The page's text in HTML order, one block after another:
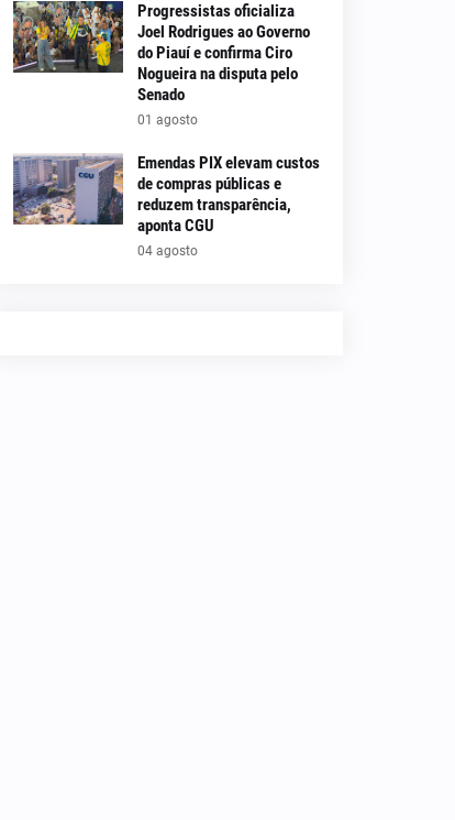
Progressistas oficializa
Joel Rodrigues ao Governo
do Piauí e confirma Ciro
Nogueira na disputa pelo
Senado
01 agosto
Emendas PIX elevam custos
de compras públicas e
reduzem transparência,
aponta CGU
04 agosto